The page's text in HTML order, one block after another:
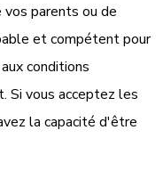
parents ou de
et compétent pour
conditions
Si vous acceptez les
la capacité d'être